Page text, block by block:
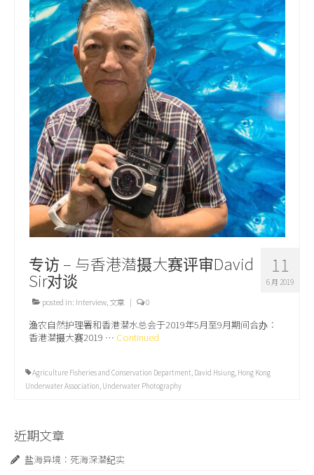
精品
摄影比赛
话题焦点
关于我们
11
6 月 2019
专访 – 与香港潜摄大赛评审David
Sir对谈
posted in: Interview 文章 | 0
渔农自然护理署和香港潜水总会于2019年5月至9月期间合办：
香港潜摄大赛2019 … Continued
Agriculture Fisheries and Conservation Department David Hsiung Hong Kong
Underwater Association Underwater Photography
近期文章
盐海异境：死海深潜纪实